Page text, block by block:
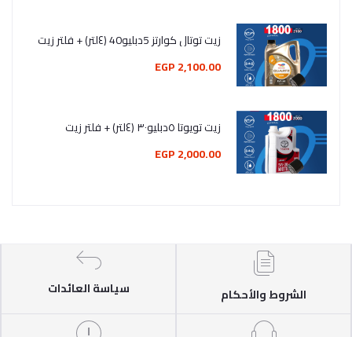
زيت توتال كوارتز 5دبليو40 (٤لتر) + فلتر زيت
2,100.00 EGP
زيت تويوتا ٥دبليو٣٠ (٤لتر) + فلتر زيت
2,000.00 EGP
الشروط والأحكام سياسة العائدات